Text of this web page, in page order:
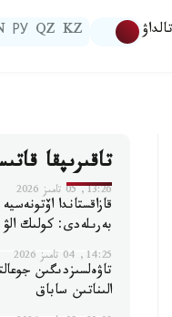
تالداۋ KZ
QZ
РУ
تاقىرىپقا
13:26, 05 تامىز 2026
قازاقستاندا
بەرىلەدى: كولىك الۋ
14:25, 04 تامىز 2026
تاۋەلسىزدىگىن
الىناتىن ساباق